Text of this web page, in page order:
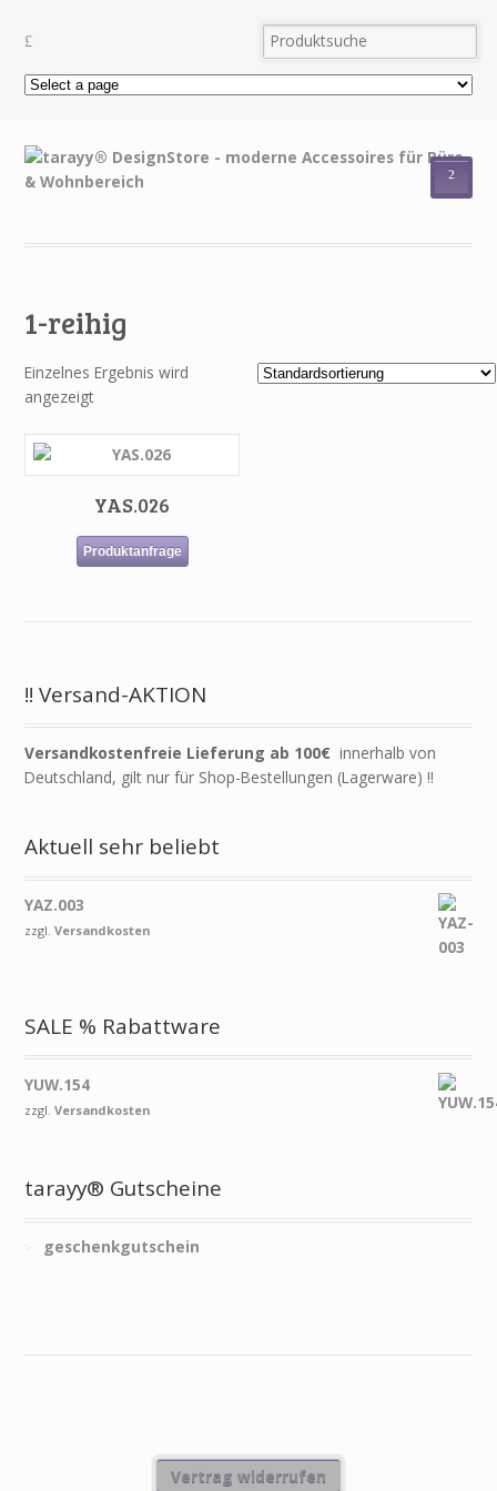
²
1-reihig
Einzelnes Ergebnis wird
angezeigt
YAS.026
Produktanfrage
!! Versand-AKTION
Versandkostenfreie Lieferung ab 100€ innerhalb von
Deutschland, gilt nur für Shop-Bestellungen (Lagerware) !!
Aktuell sehr beliebt
YAZ.003
zzgl.Versandkosten
SALE % Rabattware
YUW.154
zzgl.Versandkosten
tarayy® Gutscheine
geschenkgutschein
Vertrag widerrufen